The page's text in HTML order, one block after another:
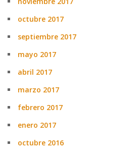
octubre 2017
septiembre 2017
mayo 2017
abril 2017
marzo 2017
febrero 2017
enero 2017
octubre 2016